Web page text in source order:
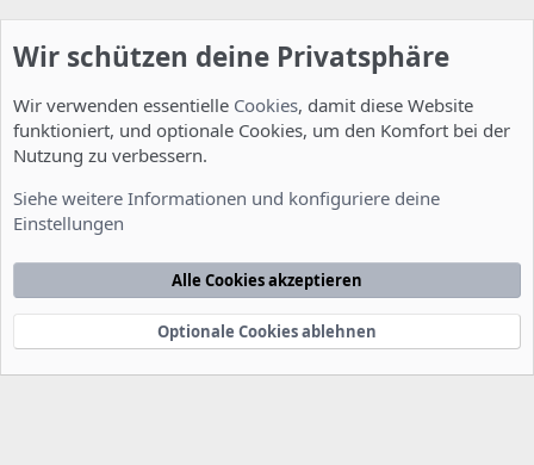
Nutzungsbedingungen Datenschutzerklärung
Startseite
e
Community platform by XenForo® © 2010-2022 XenForo Ltd.
xenDach©2010-2014
Wir schützen deine Privatsphäre
Wir verwenden essentielle Cookies, damit diese Website
funktioniert, und optionale Cookies, um den Komfort bei der
Nutzung zu verbessern.
Siehe weitere Informationen und konfiguriere deine
Einstellungen
Alle Cookies akzeptieren
Optionale Cookies ablehnen